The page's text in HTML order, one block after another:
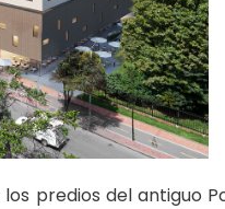
predios del antiguo